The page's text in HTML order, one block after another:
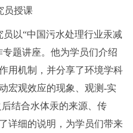
员授课
以“中国污水处理行业汞减
题讲座。他为学员们介绍
用机制，并分享了环境学科
宏观效应的现象、观测-实
结合水体汞的来源、传
详细的说明，为学员们带来